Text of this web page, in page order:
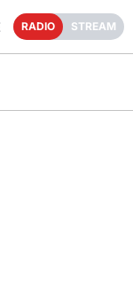
RADIO STREAM